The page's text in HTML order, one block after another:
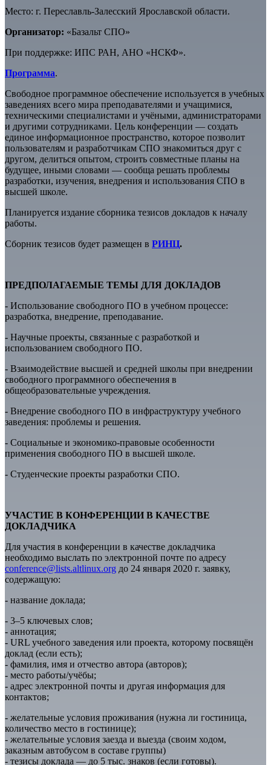
Место: г. Переславль-Залесский Ярославской области.
Организатор: «Базальт СПО»
При поддержке: ИПС РАН, АНО «НСКФ».
Программа.
Свободное программное обеспечение используется в учебных
заведениях всего мира преподавателями и учащимися,
техническими специалистами и учёными, администраторами
и другими сотрудниками. Цель конференции — создать
единое информационное пространство, которое позволит
пользователям и разработчикам СПО знакомиться друг с
другом, делиться опытом, строить совместные планы на
будущее, иными словами — сообща решать проблемы
разработки, изучения, внедрения и использования СПО в
высшей школе.
Планируется издание сборника тезисов докладов к началу
работы.
Сборник тезисов будет размещен в РИНЦ.
ПРЕДПОЛАГАЕМЫЕ ТЕМЫ ДЛЯ ДОКЛАДОВ
- Использование свободного ПО в учебном процессе:
разработка, внедрение, преподавание.
- Научные проекты, связанные с разработкой и
использованием свободного ПО.
- Взаимодействие высшей и средней школы при внедрении
свободного программного обеспечения в
общеобразовательные учреждения.
- Внедрение свободного ПО в инфраструктуру учебного
заведения: проблемы и решения.
- Социальные и экономико-правовые особенности
применения свободного ПО в высшей школе.
- Студенческие проекты разработки СПО.
УЧАСТИЕ В КОНФЕРЕНЦИИ В КАЧЕСТВЕ
ДОКЛАДЧИКА
Для участия в конференции в качестве докладчика
необходимо выслать по электронной почте по адресу
conference@lists.altlinux.org до 24 января 2020 г. заявку,
содержащую:
- название доклада;
- 3–5 ключевых слов;
- аннотация;
- URL учебного заведения или проекта, которому посвящён
доклад (если есть);
- фамилия, имя и отчество автора (авторов);
- место работы/учёбы;
- адрес электронной почты и другая информация для
контактов;
- желательные условия проживания (нужна ли гостиница,
количество место в гостинице);
- желательные условия заезда и выезда (своим ходом,
заказным автобусом в составе группы)
- тезисы доклада — до 5 тыс. знаков (если готовы).